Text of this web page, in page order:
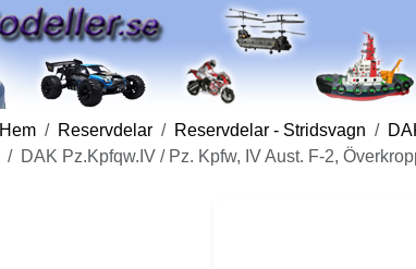
Hem Reservdelar Reservdelar - Stridsvagn
DAK Pz.Kpfqw.IV / Pz. Kpfw, IV Aust. F-2,